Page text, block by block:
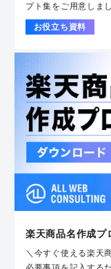
プト集をご用意しまし
お役立ち資料
楽天商品名作成プ
＼今すぐ使える楽天